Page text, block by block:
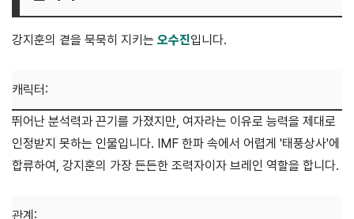
강지훈의 곁을 묵묵히 지키는 오수진입니다.
캐릭터:
뛰어난 분석력과 끈기를 가졌지만, 여자라는 이유로 능력을 제대로
인정받지 못하는 인물입니다. IMF 한파 속에서 어렵게 '태풍상사'에
합류하여, 강지훈의 가장 든든한 조력자이자 브레인 역할을 합니다.
관계: